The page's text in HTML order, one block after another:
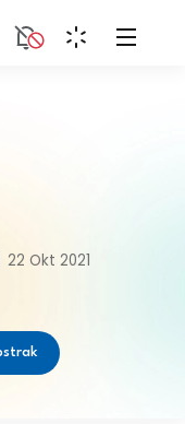
22 Okt 2021